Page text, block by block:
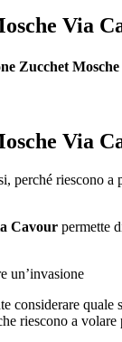
Via
Zucchet
Via
perché riescono
Cavour permette
un’invasione
considerare
riescono a